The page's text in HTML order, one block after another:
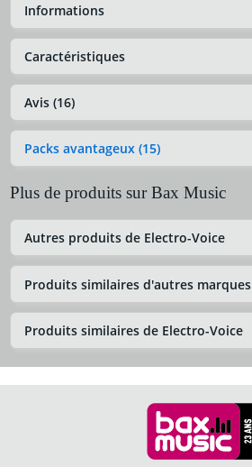
Informations
Caractéristiques
Avis (16)
Packs avantageux (15)
Plus de produits sur Bax Music
Autres produits de Electro-Voice
Produits similaires d'autres marques
Produits similaires de Electro-Voice